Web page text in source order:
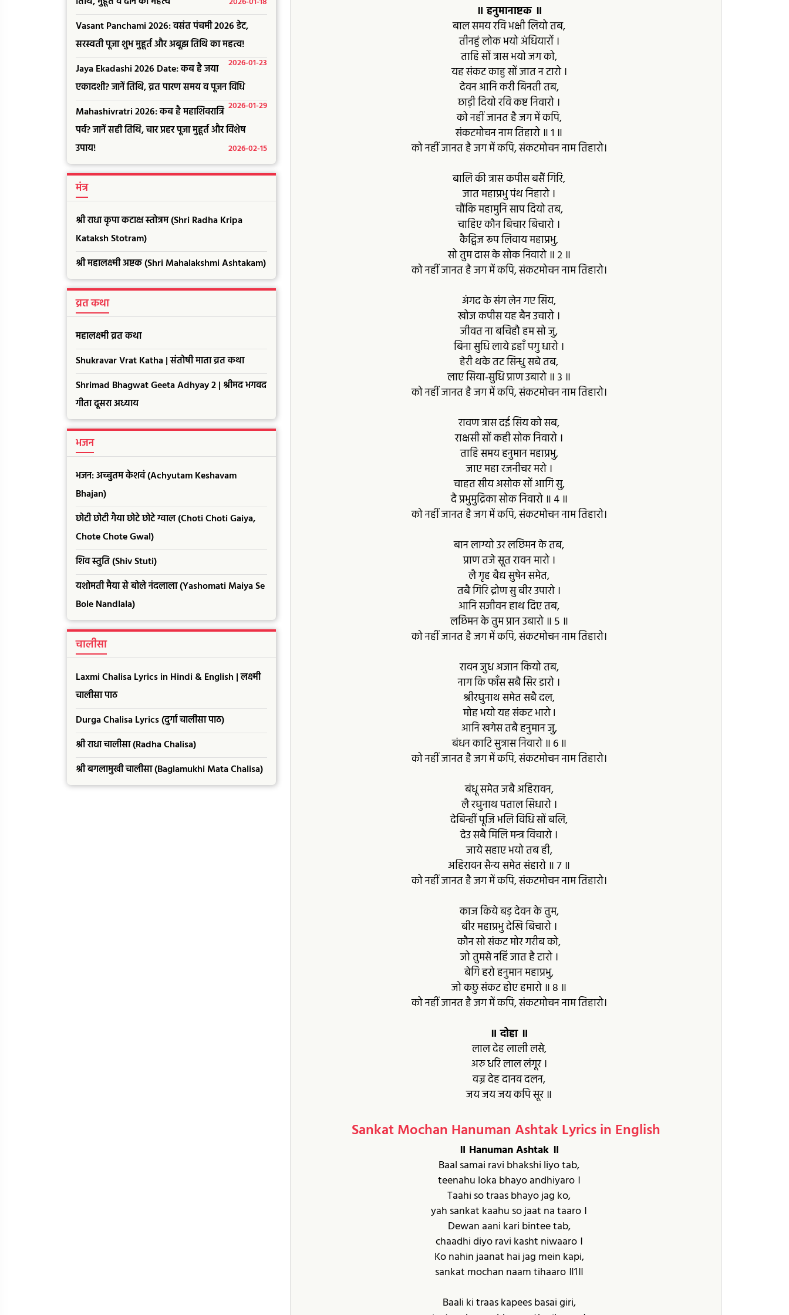
Vasant Panchami 2026: वसंत पंचमी 2026 डेट,
सरस्वती पूजा शुभ मुहूर्त और अबूझ तिथि का महत्व!
2026-01-23
Jaya Ekadashi 2026 Date: कब है जया
एकादशी? जानें तिथि, व्रत पारण समय व पूजन विधि
2026-01-29
Mahashivratri 2026: कब है महाशिवरात्रि
पर्व? जानें सही तिथि, चार प्रहर पूजा मुहूर्त और विशेष
उपाय!
2026-02-15
मंत्र
श्री राधा कृपा कटाक्ष स्तोत्रम (Shri Radha Kripa
Kataksh Stotram)
श्री महालक्ष्मी अष्टक (Shri Mahalakshmi Ashtakam)
व्रत कथा
महालक्ष्मी व्रत कथा
Shukravar Vrat Katha | संतोषी माता व्रत कथा
Shrimad Bhagwat Geeta Adhyay 2 | श्रीमद भगवद
गीता दूसरा अध्याय
भजन
भजन: अच्चुतम केशवं (Achyutam Keshavam
Bhajan)
छोटी छोटी गैया छोटे छोटे ग्वाल (Choti Choti Gaiya,
Chote Chote Gwal)
शिव स्तुति (Shiv Stuti)
यशोमती मैया से बोले नंदलाला (Yashomati Maiya Se
Bole Nandlala)
चालीसा
Laxmi Chalisa Lyrics in Hindi & English | लक्ष्मी
चालीसा पाठ
Durga Chalisa Lyrics (दुर्गा चालीसा पाठ)
श्री राधा चालीसा (Radha Chalisa)
श्री बगलामुखी चालीसा (Baglamukhi Mata Chalisa)
॥ हनुमानाष्टक ॥
बाल समय रवि भक्षी लियो तब,
तीनहुं लोक भयो अंधियारों ।
ताहि सों त्रास भयो जग को,
यह संकट काहु सों जात न टारो ।
देवन आनि करी बिनती तब,
छाड़ी दियो रवि कष्ट निवारो ।
को नहीं जानत है जग में कपि,
संकटमोचन नाम तिहारो ॥ १ ॥
को नहीं जानत है जग में कपि, संकटमोचन नाम तिहारो।
बालि की त्रास कपीस बसैं गिरि,
जात महाप्रभु पंथ निहारो ।
चौंकि महामुनि साप दियो तब,
चाहिए कौन बिचार बिचारो ।
कैद्विज रूप लिवाय महाप्रभु,
सो तुम दास के सोक निवारो ॥ २ ॥
को नहीं जानत है जग में कपि, संकटमोचन नाम तिहारो।
अंगद के संग लेन गए सिय,
खोज कपीस यह बैन उचारो ।
जीवत ना बचिहौ हम सो जु,
बिना सुधि लाये इहाँ पगु धारो ।
हेरी थके तट सिन्धु सबे तब,
लाए सिया-सुधि प्राण उबारो ॥ ३ ॥
को नहीं जानत है जग में कपि, संकटमोचन नाम तिहारो।
रावण त्रास दई सिय को सब,
राक्षसी सों कही सोक निवारो ।
ताहि समय हनुमान महाप्रभु,
जाए महा रजनीचर मरो ।
चाहत सीय असोक सों आगि सु,
दै प्रभुमुद्रिका सोक निवारो ॥ ४ ॥
को नहीं जानत है जग में कपि, संकटमोचन नाम तिहारो।
बान लाग्यो उर लछिमन के तब,
प्राण तजे सूत रावन मारो ।
लै गृह बैद्य सुषेन समेत,
तबै गिरि द्रोण सु बीर उपारो ।
आनि सजीवन हाथ दिए तब,
लछिमन के तुम प्रान उबारो ॥ ५ ॥
को नहीं जानत है जग में कपि, संकटमोचन नाम तिहारो।
रावन जुध अजान कियो तब,
नाग कि फाँस सबै सिर डारो ।
श्रीरघुनाथ समेत सबै दल,
मोह भयो यह संकट भारो I
आनि खगेस तबै हनुमान जु,
बंधन काटि सुत्रास निवारो ॥ ६ ॥
को नहीं जानत है जग में कपि, संकटमोचन नाम तिहारो।
बंधू समेत जबै अहिरावन,
लै रघुनाथ पताल सिधारो ।
देबिन्हीं पूजि भलि विधि सों बलि,
देउ सबै मिलि मन्त्र विचारो ।
जाये सहाए भयो तब ही,
अहिरावन सैन्य समेत संहारो ॥ ७ ॥
को नहीं जानत है जग में कपि, संकटमोचन नाम तिहारो।
काज किये बड़ देवन के तुम,
बीर महाप्रभु देखि बिचारो ।
कौन सो संकट मोर गरीब को,
जो तुमसे नहिं जात है टारो ।
बेगि हरो हनुमान महाप्रभु,
जो कछु संकट होए हमारो ॥ ८ ॥
को नहीं जानत है जग में कपि, संकटमोचन नाम तिहारो।
॥ दोहा ॥
लाल देह लाली लसे,
अरु धरि लाल लंगूर ।
वज्र देह दानव दलन,
जय जय जय कपि सूर ॥
Sankat Mochan Hanuman Ashtak Lyrics in English
॥ Hanuman Ashtak ॥
Baal samai ravi bhakshi liyo tab,
teenahu loka bhayo andhiyaro ।
Taahi so traas bhayo jag ko,
yah sankat kaahu so jaat na taaro ।
Dewan aani kari bintee tab,
chaadhi diyo ravi kasht niwaaro ।
Ko nahin jaanat hai jag mein kapi,
sankat mochan naam tihaaro ॥1॥
Baali ki traas kapees basai giri,